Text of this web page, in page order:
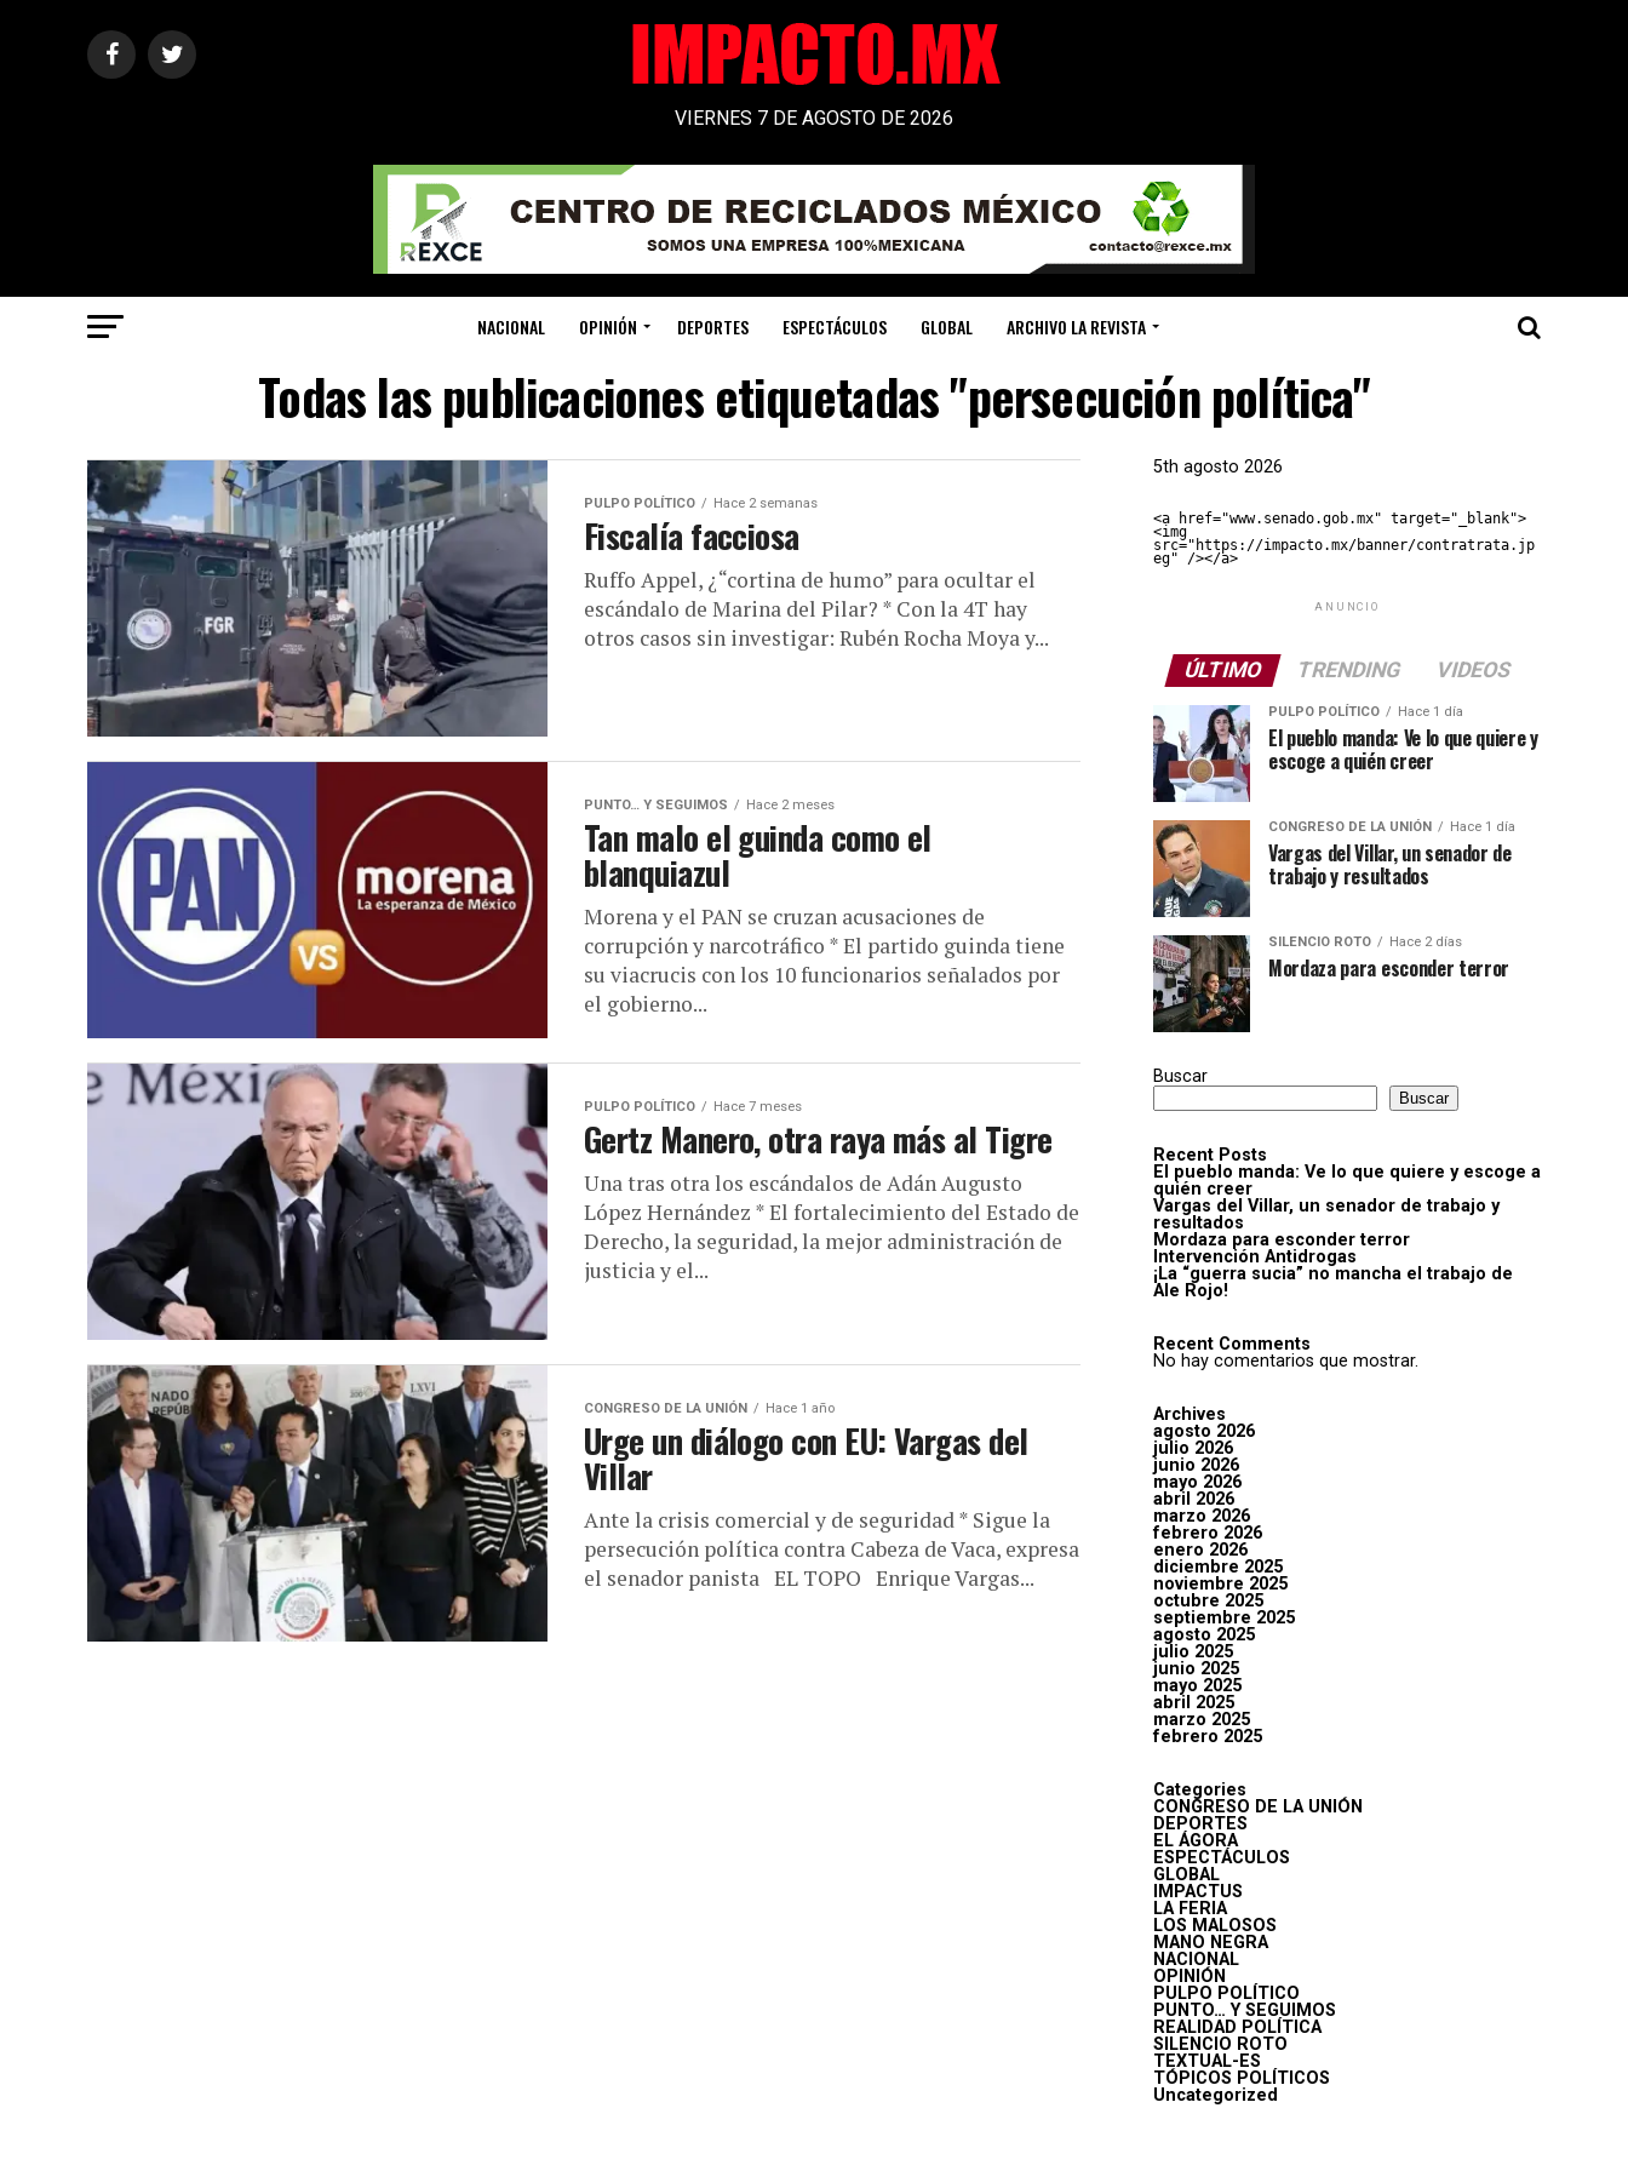
VIERNES 7 DE AGOSTO DE 2026
NACIONAL OPINIÓN DEPORTES ESPECTÁCULOS GLOBAL ARCHIVO LA REVISTA
Todas las publicaciones etiquetadas "persecución política"
PULPO POLÍTICO Hace 2 semanas
Fiscalía facciosa
Ruffo Appel, ¿“cortina de humo” para ocultar el
escándalo de Marina del Pilar? * Con la 4T hay
otros casos sin investigar: Rubén Rocha Moya y...
PUNTO… Y SEGUIMOS Hace 2 meses
Tan malo el guinda como el
blanquiazul
Morena y el PAN se cruzan acusaciones de
corrupción y narcotráfico * El partido guinda tiene
su viacrucis con los 10 funcionarios señalados por
el gobierno...
PULPO POLÍTICO Hace 7 meses
Gertz Manero, otra raya más al Tigre
Una tras otra los escándalos de Adán Augusto
López Hernández * El fortalecimiento del Estado de
Derecho, la seguridad, la mejor administración de
justicia y el...
CONGRESO DE LA UNIÓN Hace 1 año
Urge un diálogo con EU: Vargas del
Villar
Ante la crisis comercial y de seguridad * Sigue la
persecución política contra Cabeza de Vaca, expresa
el senador panista EL TOPO Enrique Vargas...
5th agosto 2026
<a href="www.senado.gob.mx" target="_blank">
<img
src="https://impacto.mx/banner/contratrata.jp
eg" /></a>
ANUNCIO
ÚLTIMO TRENDING VIDEOS
PULPO POLÍTICO Hace 1 día
El pueblo manda: Ve lo que quiere y
escoge a quién creer
CONGRESO DE LA UNIÓN Hace 1 día
Vargas del Villar, un senador de
trabajo y resultados
SILENCIO ROTO Hace 2 días
Mordaza para esconder terror
Buscar
Buscar
Recent Posts
El pueblo manda: Ve lo que quiere y escoge a
quién creer
Vargas del Villar, un senador de trabajo y
resultados
Mordaza para esconder terror
Intervención Antidrogas
¡La “guerra sucia” no mancha el trabajo de
Ale Rojo!
Recent Comments
No hay comentarios que mostrar.
Archives
agosto 2026
julio 2026
junio 2026
mayo 2026
abril 2026
marzo 2026
febrero 2026
enero 2026
diciembre 2025
noviembre 2025
octubre 2025
septiembre 2025
agosto 2025
julio 2025
junio 2025
mayo 2025
abril 2025
marzo 2025
febrero 2025
Categories
CONGRESO DE LA UNIÓN
DEPORTES
EL ÁGORA
ESPECTÁCULOS
GLOBAL
IMPACTUS
LA FERIA
LOS MALOSOS
MANO NEGRA
NACIONAL
OPINIÓN
PULPO POLÍTICO
PUNTO… Y SEGUIMOS
REALIDAD POLÍTICA
SILENCIO ROTO
TEXTUAL-ES
TÓPICOS POLÍTICOS
Uncategorized